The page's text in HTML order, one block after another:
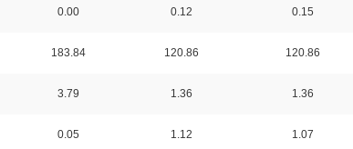
0.00 0.12 0.15
183.84 120.86 120.86
3.79 1.36 1.36
0.05 1.12 1.07